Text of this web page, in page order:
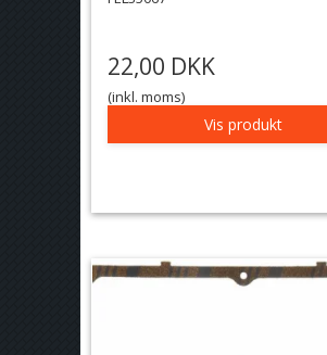
22,00 DKK
(inkl. moms)
Vis produkt